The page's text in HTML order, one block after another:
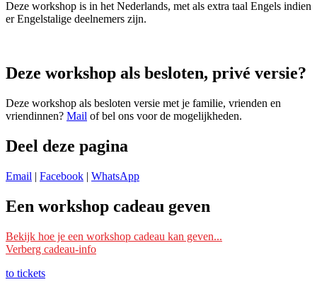
Deze workshop is in het Nederlands, met als extra taal Engels indien
er Engelstalige deelnemers zijn.
Deze workshop als besloten, privé versie?
Deze workshop als besloten versie met je familie, vrienden en
vriendinnen? Mail of bel ons voor de mogelijkheden.
Deel deze pagina
Email | Facebook | WhatsApp
Een workshop cadeau geven
Ik wil deze workshop als cadeau geven
en vermeld bij ‘Opmerking’ voor wie het is. Wij reserveren dan een
Bekijk hoe je een workshop cadeau kan geven...
Verberg cadeau-info
to tickets